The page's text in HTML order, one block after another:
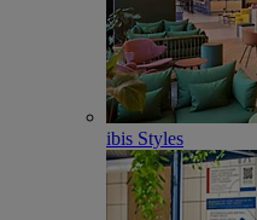
ibis Styles